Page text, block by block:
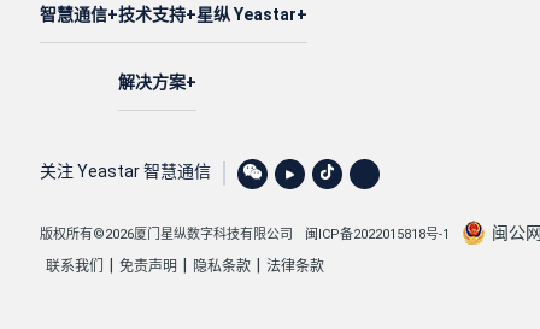
智慧通信 技术支持
解决方案
星纵 Yeastar
关注 Yeastar 智慧通信
版权所有©2026厦门星纵数字科技有限公司 闽ICP备2022015818号-1 闽公
联系我们 免责声明 隐私条款 法律条款